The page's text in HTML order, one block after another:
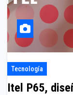
Tecnología
Itel P65,